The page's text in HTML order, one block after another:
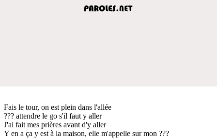
Fais le tour, on est plein dans l'allée
??? attendre le go s'il faut y aller
J'ai fait mes prières avant d'y aller
Y en a ça y est à la maison, elle m'appelle sur mon ???